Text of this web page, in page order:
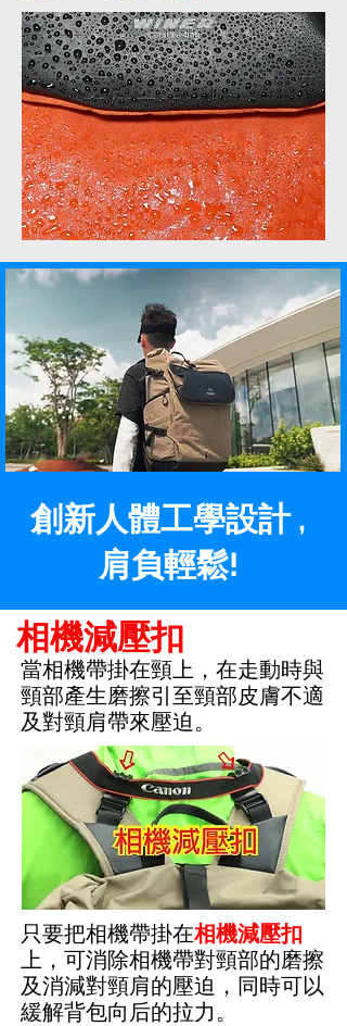
創新人體工學設計 ,
肩負輕鬆!
相機減壓扣
當相機帶掛在頸上，在走動時與
頸部產生磨擦引至頸部皮膚不適
及對頸肩帶來壓迫。
只要把相機帶掛在相機減壓扣
上，可消除相機帶對頸部的磨擦
及消減對頸肩的壓迫，同時可以
緩解背包向后的拉力。